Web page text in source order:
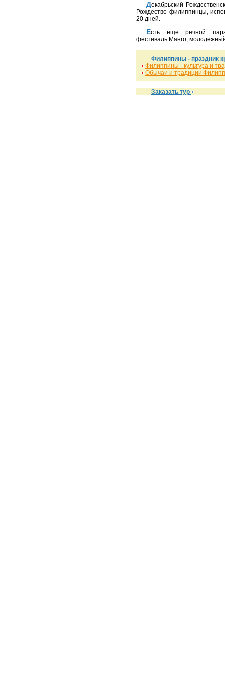
Декабрьский Рождественский фестиваль в Лаоаг – удивительное зрелище.
Рождество филиппинцы,
20 дней.
Есть еще речной парад и фиеста «Пекафрансия-Вива-ла-Вирге»,
фестиваль Манго,
Филиппины - праздник
Филиппины - культура и
Обычаи и традиции
Заказать тур